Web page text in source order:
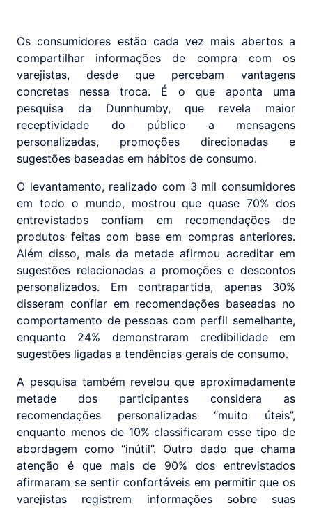
Os consumidores estão cada vez mais abertos a
compartilhar informações de compra com os
varejistas, desde que percebam vantagens
concretas nessa troca. É o que aponta uma
pesquisa da Dunnhumby, que revela maior
receptividade do público a mensagens
personalizadas, promoções direcionadas e
sugestões baseadas em hábitos de consumo.
O levantamento, realizado com 3 mil consumidores
em todo o mundo, mostrou que quase 70% dos
entrevistados confiam em recomendações de
produtos feitas com base em compras anteriores.
Além disso, mais da metade afirmou acreditar em
sugestões relacionadas a promoções e descontos
personalizados. Em contrapartida, apenas 30%
disseram confiar em recomendações baseadas no
comportamento de pessoas com perfil semelhante,
enquanto 24% demonstraram credibilidade em
sugestões ligadas a tendências gerais de consumo.
A pesquisa também revelou que aproximadamente
metade dos participantes considera as
recomendações personalizadas “muito úteis”,
enquanto menos de 10% classificaram esse tipo de
abordagem como “inútil”. Outro dado que chama
atenção é que mais de 90% dos entrevistados
afirmaram se sentir confortáveis em permitir que os
varejistas registrem informações sobre suas